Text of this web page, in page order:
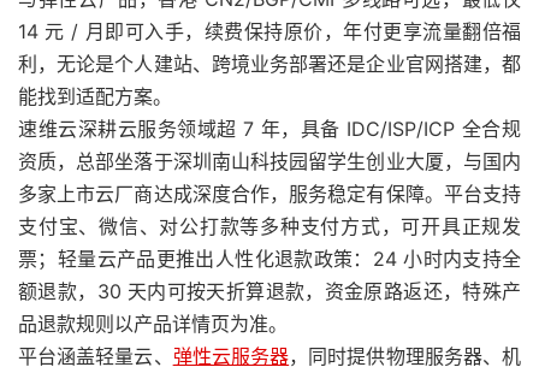
14 元 / 月即可入手，续费保持原价，年付更享流量翻倍福
利，无论是个人建站、跨境业务部署还是企业官网搭建，都
能找到适配方案。
速维云深耕云服务领域超 7 年，具备 IDC/ISP/ICP 全合规
资质，总部坐落于深圳南山科技园留学生创业大厦，与国内
多家上市云厂商达成深度合作，服务稳定有保障。平台支持
支付宝、微信、对公打款等多种支付方式，可开具正规发
票；轻量云产品更推出人性化退款政策：24 小时内支持全
额退款，30 天内可按天折算退款，资金原路返还，特殊产
品退款规则以产品详情页为准。
平台涵盖轻量云、 弹性云服务器，同时提供物理服务器、机